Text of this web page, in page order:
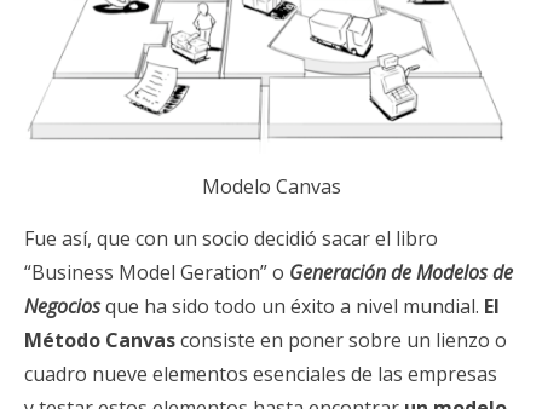
Modelo Canvas
Fue así, que con un socio decidió sacar el libro
“Business Model Geration” o Generación de Modelos de
Negociosque ha sido todo un éxito a nivel mundial. El
Método Canvasconsiste en poner sobre un lienzo o
cuadro nueve elementos esenciales de las empresas